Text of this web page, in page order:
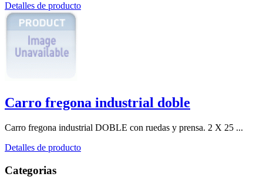
Detalles de producto
Carro fregona industrial doble
Carro fregona industrial DOBLE con ruedas y prensa. 2 X 25 ...
Detalles de producto
Categorias